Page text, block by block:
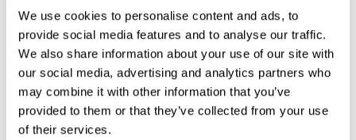
We use cookies to personalise content and ads, to
provide social media features and to analyse our traffic.
We also share information about your use of our site with
our social media, advertising and analytics partners who
may combine it with other information that you’ve
provided to them or that they’ve collected from your use
of their services.